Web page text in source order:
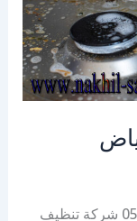
شركة تنظيف مطاعم بالرياض 0500331662 شركة تنظيف